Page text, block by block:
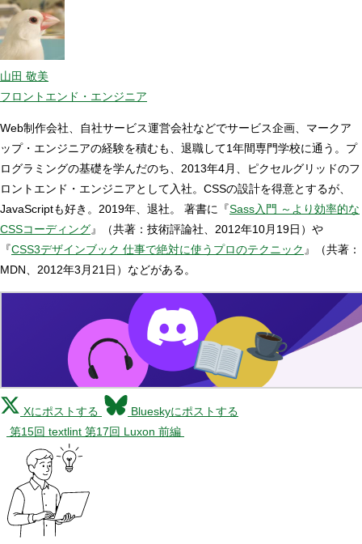
山田 敬美
フロントエンド・エンジニア
Web制作会社、自社サービス運営会社などでサービス企画、マークア
ップ・エンジニアの経験を積むも、退職して1年間専門学校に通う。プ
ログラミングの基礎を学んだのち、2013年4月、ピクセルグリッドのフ
ロントエンド・エンジニアとして入社。CSSの設計を得意とするが、
JavaScriptも好き。2019年、退社。 著書に『Sass入門 ～より効率的な
CSSコーディング』（共著：技術評論社、2012年10月19日）や
『CSS3デザインブック 仕事で絶対に使うプロのテクニック 』（共著：
MDN、2012年3月21日）などがある。
Xにポストする
Blueskyにポストする
第15回 textlint 第17回 Luxon 前編